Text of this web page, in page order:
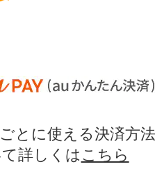
とに使える決済方
詳しくは こちら